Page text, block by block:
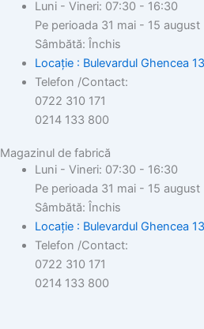
Luni - Vineri: 07:30 - 16:30
Pe perioada 31 mai - 15 august
Sâmbătă: Închis
Locație : Bulevardul Ghencea
Telefon /Contact:
0722 310 171
0214 133 800
Magazinul de fabrică
Luni - Vineri: 07:30 - 16:30
Pe perioada 31 mai - 15 august
Sâmbătă: Închis
Locație : Bulevardul Ghencea
Telefon /Contact:
0722 310 171
0214 133 800